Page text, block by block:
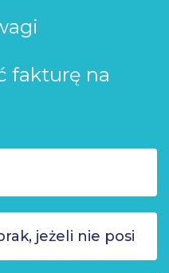
fakturę na